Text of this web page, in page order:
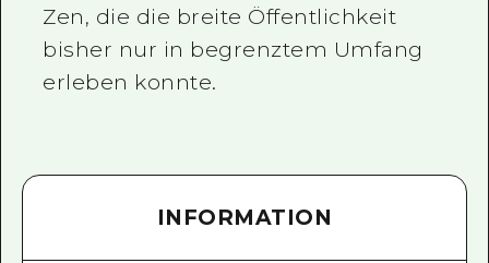
Zen, die die breite Öffentlichkeit
bisher nur in begrenztem Umfang
erleben konnte.
INFORMATION